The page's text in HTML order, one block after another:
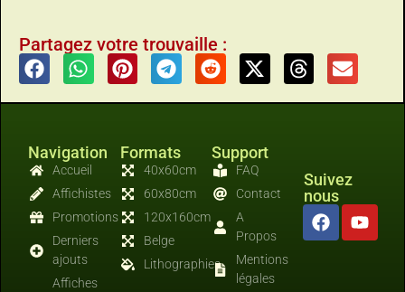
Partagez votre trouvaille :
Navigation
Accueil
Affichistes
Promotions
Derniers
ajouts
Affiches
Formats
40x60cm
60x80cm
120x160cm
Belge
Lithographies
Support
FAQ
Contact
A
Propos
Mentions
légales
Suivez
nous